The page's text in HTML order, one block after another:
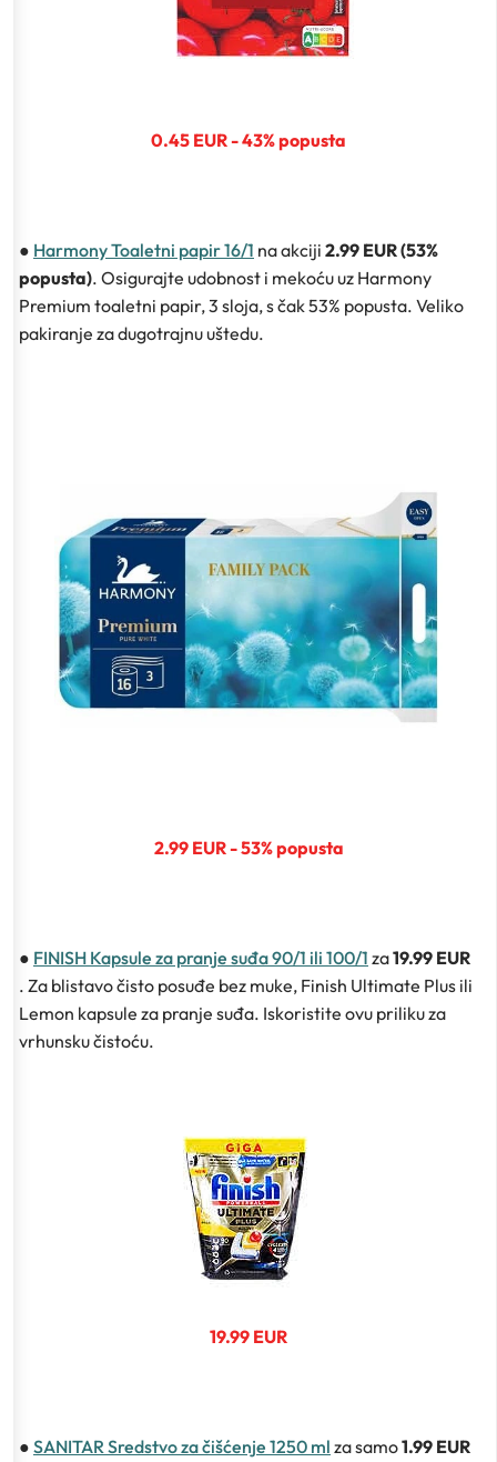
0.45 EUR - 43% popusta
● Harmony Toaletni papir 16/1 na akciji 2.99 EUR (53%
popusta). Osigurajte udobnost i mekoću uz Harmony
Premium toaletni papir, 3 sloja, s čak 53% popusta. Veliko
pakiranje za dugotrajnu uštedu.
2.99 EUR - 53% popusta
● FINISH Kapsule za pranje suđa 90/1 ili 100/1 za19.99 EUR
. Za blistavo čisto posuđe bez muke, Finish Ultimate Plus ili
Lemon kapsule za pranje suđa. Iskoristite ovu priliku za
vrhunsku čistoću.
19.99 EUR
● SANITAR Sredstvo za čišćenje 1250 ml za samo1.99 EUR